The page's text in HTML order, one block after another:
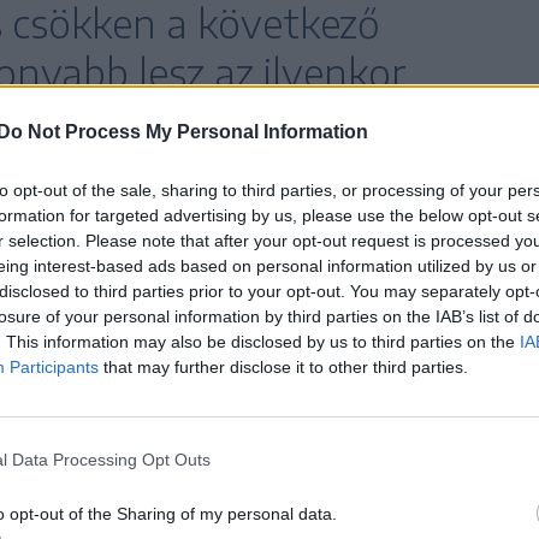
Do Not Process My Personal Information
opt-out of the sale, sharing to third parties, or processing of your
for targeted advertising by us, please use the below opt-out
selection. Please note that after your opt-out request is processed
interest-based ads based on personal information utilized by us
to third parties prior to your opt-out. You may separately
of your personal information by third parties on the IAB’s list of
This information may also be disclosed by us to third parties on the
Participants that may further disclose it to other third parties.
Data Processing Opt Outs
opt-out of the Sharing of my personal data.
a következő
lesz az ilyenkor
majd az ország többi részén is lehűl az idő. A
is számítani lehet.